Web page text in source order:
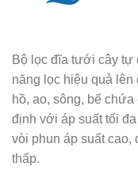
Bộ lọc đĩa tưới cây tự
năng lọc hiệu quả lên
hồ, ao, sông, bể
định với áp suất tối
vòi phun áp suất cao,
thấp.